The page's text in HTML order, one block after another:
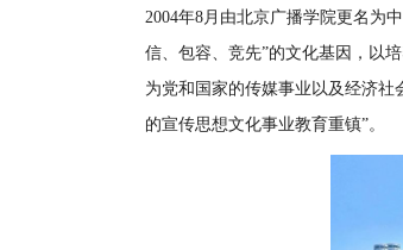
2004年8月由北京广播学院更名为
信、包容、竞先”的文化基因，以
为党和国家的传媒事业以及经济社
的宣传思想文化事业教育重镇”。